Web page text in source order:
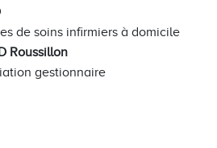
de soins infirmiers à domicile
Roussillon
gestionnaire